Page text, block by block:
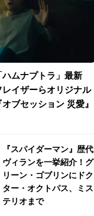
ムナプトラ」最新
イザーらオリジナル
ブセッション 災愛』
『スパイダーマン』歴代
ヴィランを一挙紹介！グ
リーン・ゴブリンにドク
ター・オクトパス、ミス
テリオまで